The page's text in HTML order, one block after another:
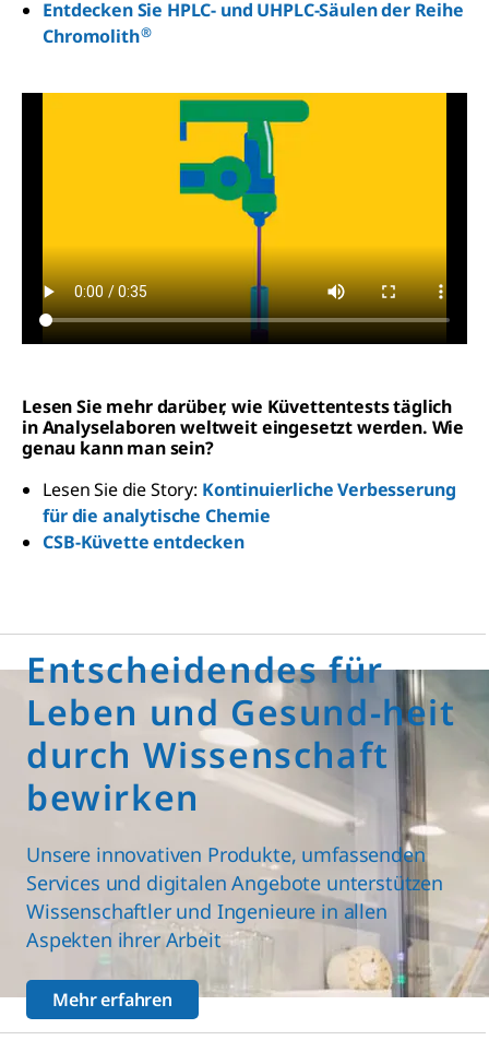
Entdecken Sie HPLC- und UHPLC-Säulen der Reihe
Chromolith®
Lesen Sie mehr darüber, wie Küvettentests täglich
in Analyselaboren weltweit eingesetzt werden. Wie
genau kann man sein?
Lesen Sie die Story: Kontinuierliche Verbesserung
für die analytische Chemie
CSB-Küvette entdecken
Entscheidendes für
Leben und Gesund-heit
durch Wissenschaft
bewirken
Unsere innovativen Produkte, umfassenden
Services und digitalen Angebote unterstützen
Wissenschaftler und Ingenieure in allen
Aspekten ihrer Arbeit
Mehr erfahren